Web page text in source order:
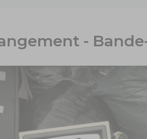
-